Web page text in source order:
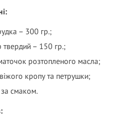
– 300 гр.;
– 150 гр.;
розтопленого масла;
кропу та петрушки;
за смаком.